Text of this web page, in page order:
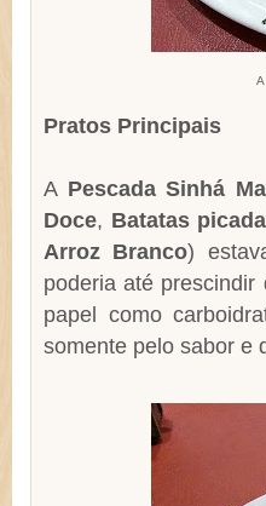
Pratos Principais
A Pescada Sinhá
Doce, Batatas
Arroz Branco)
poderia até
papel como
somente pelo sabor e